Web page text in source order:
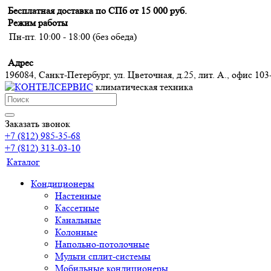
Бесплатная доставка по СПб от 15 000 руб.
Режим работы
Пн-пт. 10:00 - 18:00 (без обеда)
Адрес
196084, Санкт-Петербург, ул. Цветочная, д.25, лит. А., офис
климатическая техника
Заказать звонок
+7 (812) 985-35-68
+7 (812) 313-03-10
Каталог
Кондиционеры
Настенные
Кассетные
Канальные
Колонные
Напольно-потолочные
Мульти сплит-системы
Мобильные кондиционеры